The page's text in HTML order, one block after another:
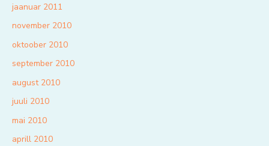
jaanuar 2011
november 2010
oktoober 2010
september 2010
august 2010
juuli 2010
mai 2010
aprill 2010